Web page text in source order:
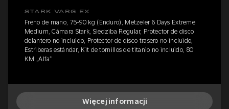
STARK VARG EX
Freno de mano, 75-90 kg (Enduro), Metzeler 6 Days Extreme
Medium, Cámara Stark, Siedziba Regular, Protector de disco
delantero no incluido, Protector de disco trasero no incluido,
Estriberas estándar, Kit de tornillos de titanio no incluido, 80
KM „Alfa”
Więcej informacji